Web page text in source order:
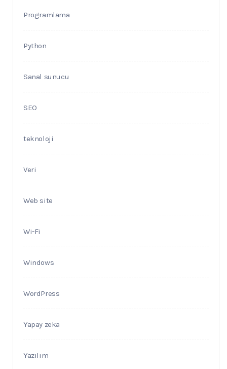
Programlama
Python
Sanal sunucu
SEO
teknoloji
Veri
Web site
Wi-Fi
Windows
WordPress
Yapay zeka
Yazılım